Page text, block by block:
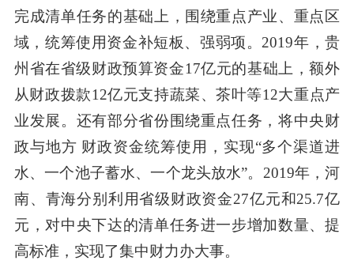
完成清单任务的基础上，围绕重点产业、重点区
域，统筹使用资金补短板、强弱项。 2019年，贵
州省在省级财政预算资金17亿元的基础上，额外
从财政拨款12亿元支持蔬菜、茶叶等12大重点产
业发展。还有部分省份围绕重点任务，将中央财
政与地方 财政资金统筹使用，实现“多个渠道进
水、一个池子蓄水、一个龙头放水”。 2019年，河
南、青海分别利用省级财政资金27亿元和25.7亿
元，对中央下达的清单任务进一步增加数量、提
高标准，实现了集中财力办大事。